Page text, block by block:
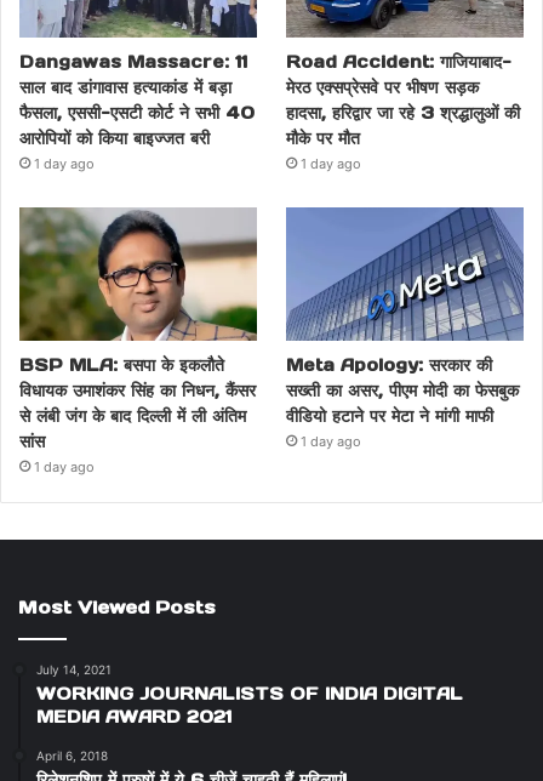
Dangawas Massacre: 11
साल बाद डांगावास हत्याकांड में बड़ा
फैसला, एससी-एसटी कोर्ट ने सभी 40
आरोपियों को किया बाइज्जत बरी
1 day ago
Road Accident: गाजियाबाद-
मेरठ एक्सप्रेसवे पर भीषण सड़क
हादसा, हरिद्वार जा रहे 3 श्रद्धालुओं की
मौके पर मौत
1 day ago
BSP MLA: बसपा के इकलौते
विधायक उमाशंकर सिंह का निधन, कैंसर
से लंबी जंग के बाद दिल्ली में ली अंतिम
सांस
1 day ago
Meta Apology: सरकार की
सख्ती का असर, पीएम मोदी का फेसबुक
वीडियो हटाने पर मेटा ने मांगी माफी
1 day ago
Most Viewed Posts
July 14, 2021
WORKING JOURNALISTS OF INDIA DIGITAL
MEDIA AWARD 2021
April 6, 2018